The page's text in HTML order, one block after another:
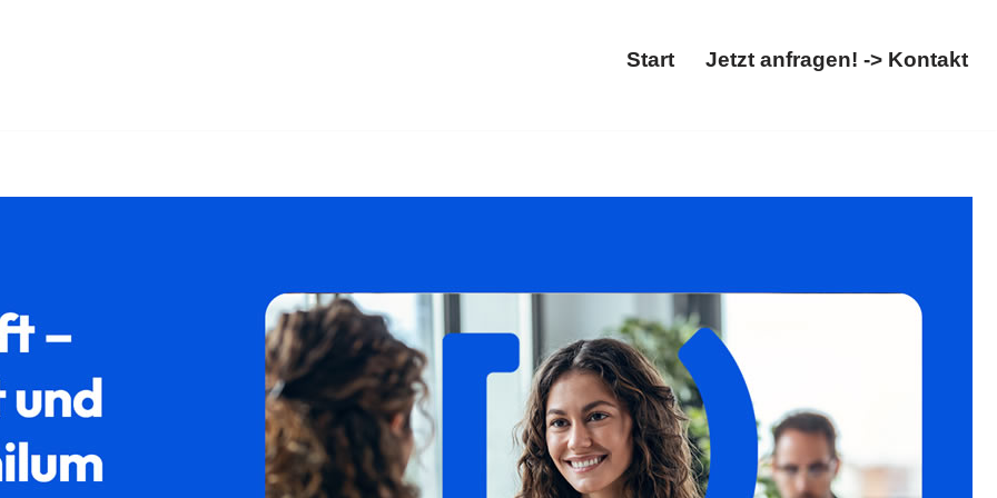
Start Jetzt anfragen! -> Kontakt
𝐟𝐚𝐦𝐢𝐥𝐮𝐦, Ihr Rechtsanwalt. Auf Ihren Besuch freuen wir uns ✉.